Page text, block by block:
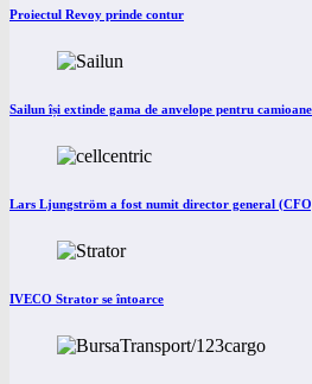
Proiectul Revoy prinde contur
Sailun își extinde gama de anvelope pentru camioane
Lars Ljungström a fost numit director general
IVECO Strator se întoarce